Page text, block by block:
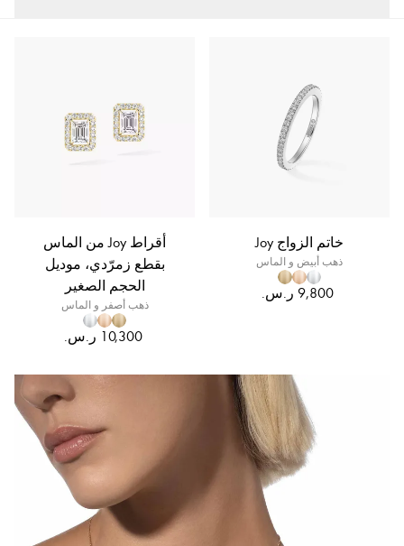
خاتم الزواج Joy
ذهب أبيض و الماس
أقراط Joy من الماس
بقطع زمرّدي، موديل
الحجم الصغير
ذهب أصفر و الماس
‏10,300 ر.س.‏